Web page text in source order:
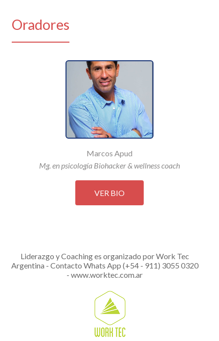
Oradores
Marcos Apud
Mg. en psicología Biohacker & wellness coach
VER BIO
Liderazgo y Coaching es organizado por Work Tec
Argentina - Contacto Whats App (+54 - 911) 3055 0320
- www.worktec.com.ar